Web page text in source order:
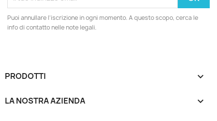
Puoi annullare l'iscrizione in ogni momento. A questo scopo, cerca le
info di contatto nelle note legali.
PRODOTTI 
LA NOSTRA AZIENDA 